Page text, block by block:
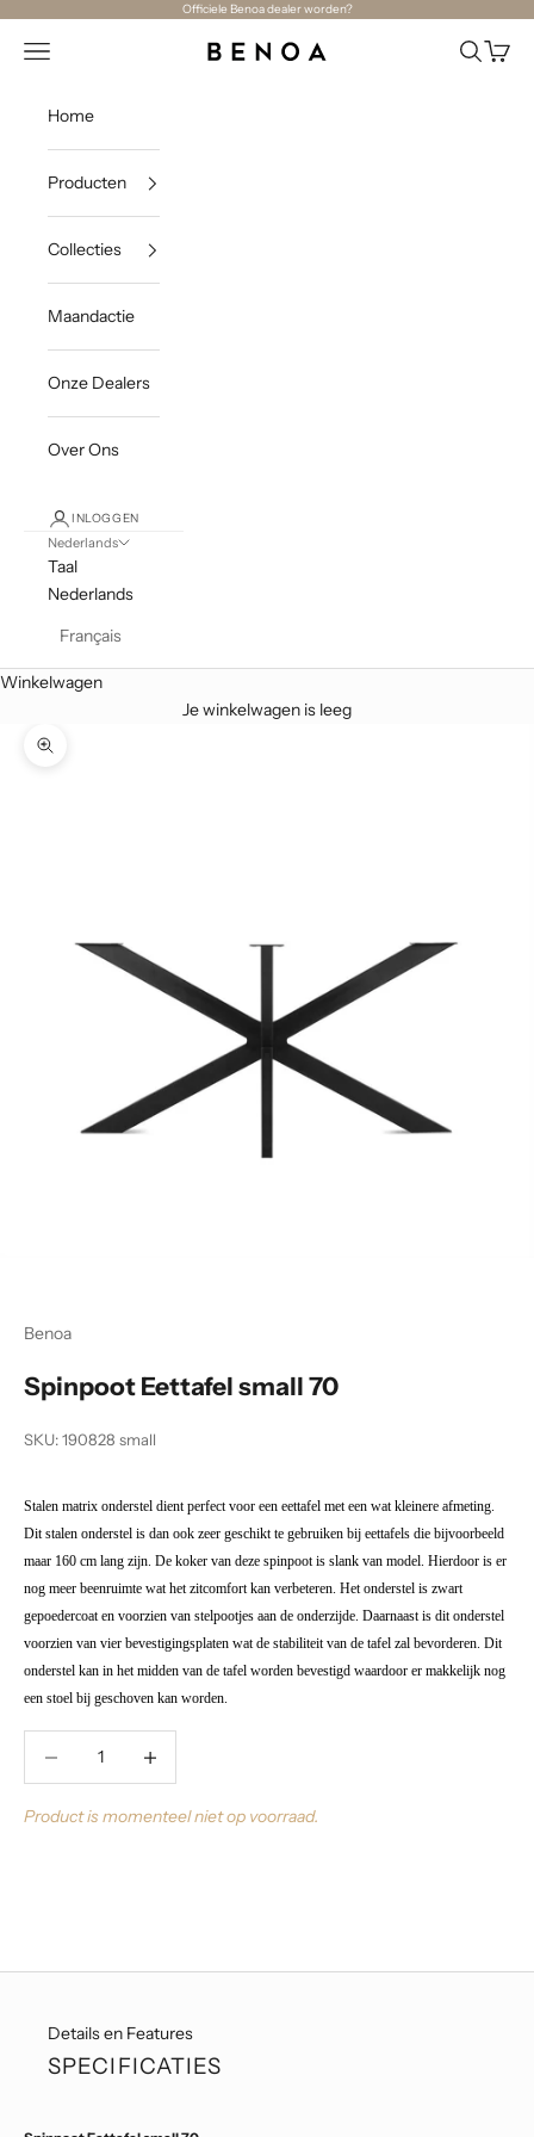
Officiele Benoa dealer worden?
Benoa
Navigatiemenu openen Zoeken
Home
Producten
Collecties
Maandactie
Onze Dealers
Over Ons
INLOGGEN
Nederlands
Taal
Nederlands
Français
Winkelwagen
Je winkelwagen is leeg
In-/uitzoomen
Benoa
Spinpoot Eettafel small 70
SKU: 190828 small
Stalen matrix onderstel dient perfect voor een eettafel met een wat kleinere afmeting.
Dit stalen onderstel is dan ook zeer geschikt te gebruiken bij eettafels die bijvoorbeeld
maar 160 cm lang zijn. De koker van deze spinpoot is slank van model. Hierdoor is er
nog meer beenruimte wat het zitcomfort kan verbeteren. Het onderstel is zwart
gepoedercoat en voorzien van stelpootjes aan de onderzijde. Daarnaast is dit onderstel
voorzien van vier bevestigingsplaten wat de stabiliteit van de tafel zal bevorderen. Dit
onderstel kan in het midden van de tafel worden bevestigd waardoor er makkelijk nog
een stoel bij geschoven kan worden.
Product is momenteel niet op voorraad.
Details en Features
SPECIFICATIES